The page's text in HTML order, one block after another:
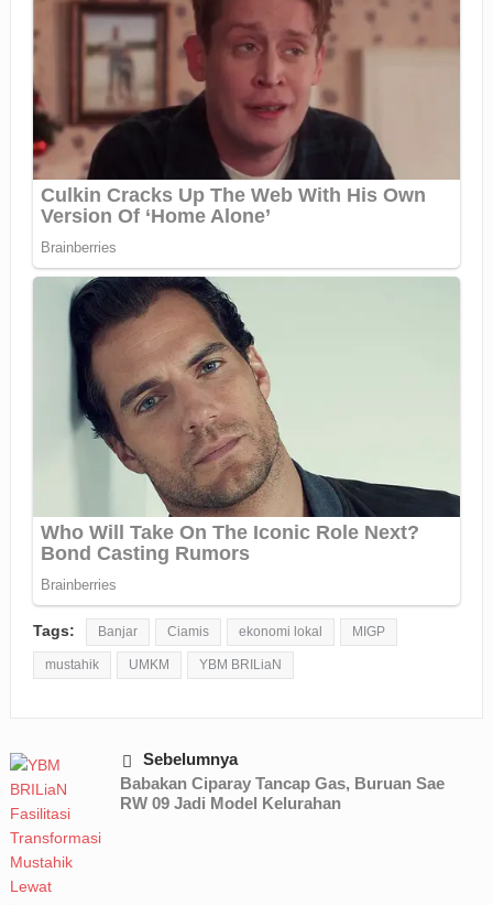
Tags: Banjar Ciamis ekonomi lokal MIGP
mustahik UMKM YBM BRILiaN
Sebelumnya
Babakan Ciparay Tancap Gas, Buruan Sae
RW 09 Jadi Model Kelurahan